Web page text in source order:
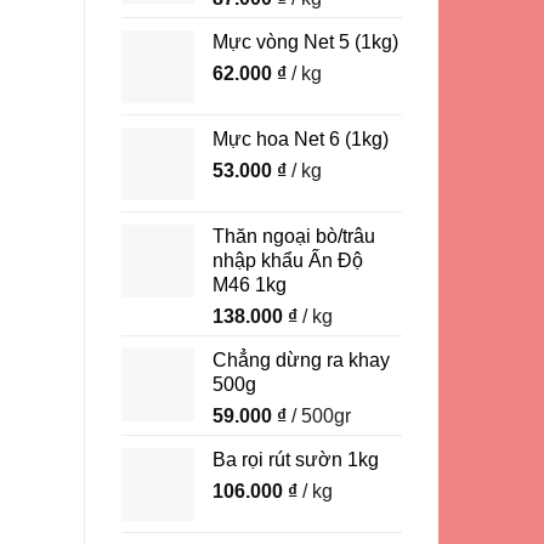
Mực vòng Net 5 (1kg)
62.000 ₫/ kg
Mực hoa Net 6 (1kg)
53.000 ₫/ kg
Thăn ngoại bò/trâu
nhập khẩu Ấn Độ
M46 1kg
138.000 ₫/ kg
Chẳng dừng ra khay
500g
59.000 ₫/ 500gr
Ba rọi rút sườn 1kg
106.000 ₫/ kg